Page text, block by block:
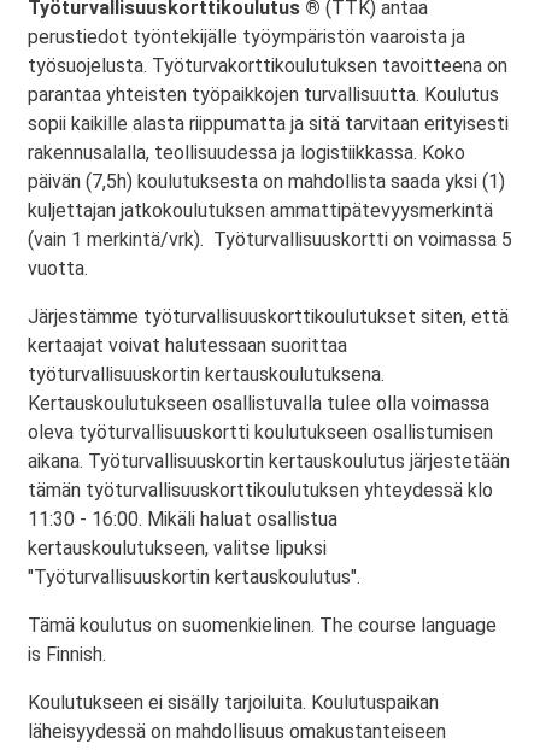
Työturvallisuuskorttikoulutus ® (TTK) antaa
perustiedot työntekijälle työympäristön vaaroista ja
työsuojelusta. Työturvakorttikoulutuksen tavoitteena on
parantaa yhteisten työpaikkojen turvallisuutta. Koulutus
sopii kaikille alasta riippumatta ja sitä tarvitaan erityisesti
rakennusalalla, teollisuudessa ja logistiikkassa. Koko
päivän (7,5h) koulutuksesta on mahdollista saada yksi (1)
kuljettajan jatkokoulutuksen ammattipätevyysmerkintä
(vain 1 merkintä/vrk). Työturvallisuuskortti on voimassa 5
vuotta.
Järjestämme työturvallisuuskorttikoulutukset siten, että
kertaajat voivat halutessaan suorittaa
työturvallisuuskortin kertauskoulutuksena.
Kertauskoulutukseen osallistuvalla tulee olla voimassa
oleva työturvallisuuskortti koulutukseen osallistumisen
aikana. Työturvallisuuskortin kertauskoulutus järjestetään
tämän työturvallisuuskorttikoulutuksen yhteydessä klo
11:30 - 16:00. Mikäli haluat osallistua
kertauskoulutukseen, valitse lipuksi
"Työturvallisuuskortin kertauskoulutus".
Tämä koulutus on suomenkielinen. The course language
is Finnish.
Koulutukseen ei sisälly tarjoiluita. Koulutuspaikan
läheisyydessä on mahdollisuus omakustanteiseen